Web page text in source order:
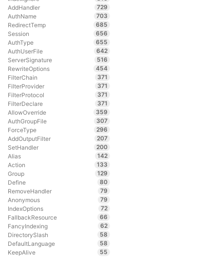
AddHandler
729
AuthName
703
RedirectTemp
685
Session
656
AuthType
655
AuthUserFile
642
ServerSignature
516
RewriteOptions
454
FilterChain
371
FilterProvider
371
FilterProtocol
371
FilterDeclare
371
AllowOverride
359
AuthGroupFile
307
ForceType
296
AddOutputFilter
207
SetHandler
200
Alias
142
Action
133
Group
129
Define
80
RemoveHandler
79
Anonymous
79
IndexOptions
72
FallbackResource
66
FancyIndexing
62
DirectorySlash
58
DefaultLanguage
58
KeepAlive
55